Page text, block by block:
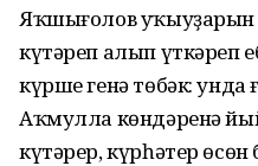
Яҡшығолов уҡыуҙарын
күтәреп алып үткәреп
күрше генә төбәк:
Аҡмулла көндәренә
күтәрер, күрһәтер